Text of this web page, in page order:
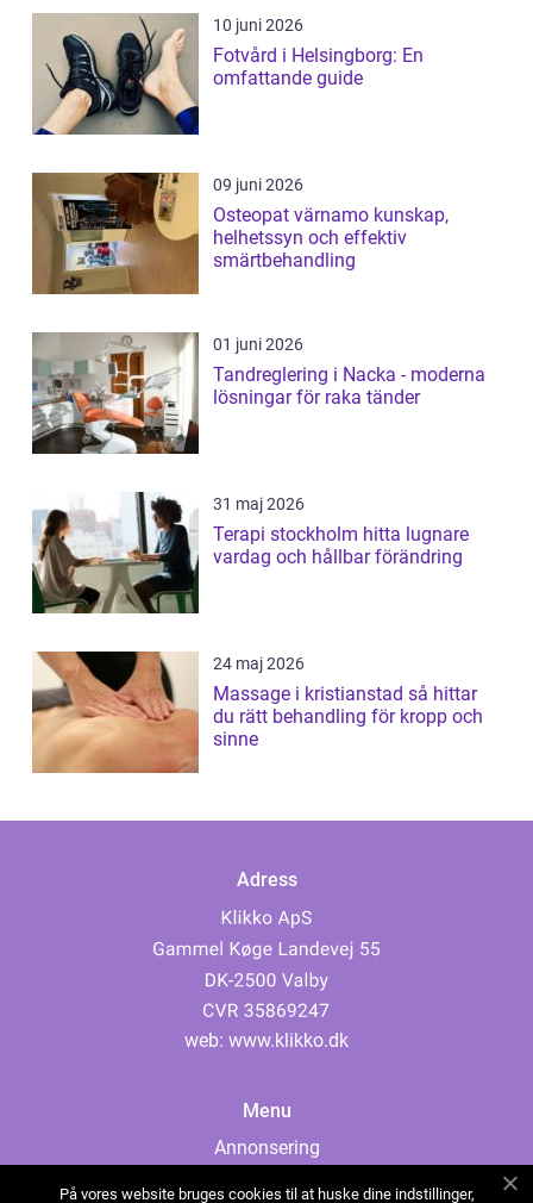
10 juni 2026
Fotvård i Helsingborg: En
omfattande guide
09 juni 2026
Osteopat värnamo kunskap,
helhetssyn och effektiv
smärtbehandling
01 juni 2026
Tandreglering i Nacka - moderna
lösningar för raka tänder
31 maj 2026
Terapi stockholm hitta lugnare
vardag och hållbar förändring
24 maj 2026
Massage i kristianstad så hittar
du rätt behandling för kropp och
sinne
Adress
web: www.klikko.dk
Menu
Annonsering
På vores website bruges cookies til at huske dine indstillinger,